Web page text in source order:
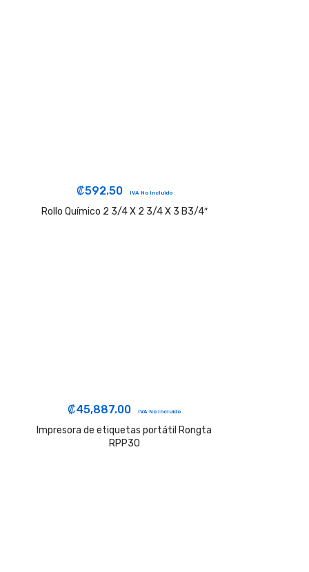
₡592.50 IVA No Incluido
Rollo Químico 2 3/4 X 2 3/4 X 3 B3/4″
₡45,887.00 IVA No Incluido
Impresora de etiquetas portátil Rongta
RPP30